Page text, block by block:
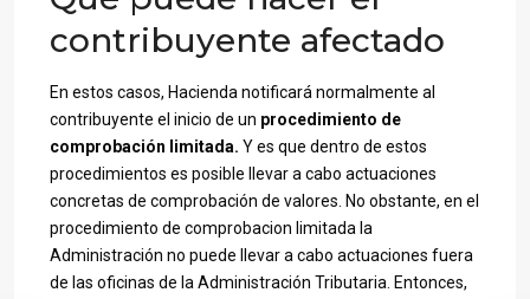
contribuyente afectado
En estos casos, Hacienda notificará normalmente al
contribuyente el inicio de un procedimiento de
comprobación limitada. Y es que dentro de estos
procedimientos es posible llevar a cabo actuaciones
concretas de comprobación de valores. No obstante, en el
procedimiento de comprobacion limitada la
Administración no puede llevar a cabo actuaciones fuera
de las oficinas de la Administración Tributaria. Entonces,